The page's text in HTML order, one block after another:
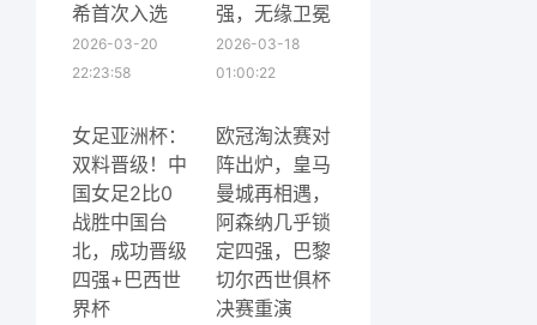
希首次入选
2026-03-20
22:23:58
强，无缘卫冕
2026-03-18
01:00:22
女足亚洲杯：
双料晋级！中
国女足2比0
战胜中国台
北，成功晋级
四强+巴西世
界杯
欧冠淘汰赛对
阵出炉，皇马
曼城再相遇，
阿森纳几乎锁
定四强，巴黎
切尔西世俱杯
决赛重演